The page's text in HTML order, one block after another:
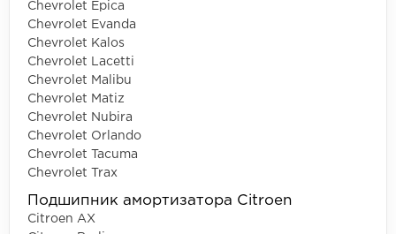
Chevrolet Epica
Chevrolet Evanda
Chevrolet Kalos
Chevrolet Lacetti
Chevrolet Malibu
Chevrolet Matiz
Chevrolet Nubira
Chevrolet Orlando
Chevrolet Tacuma
Chevrolet Trax
Подшипник амортизатора Citroen
Citroen AX